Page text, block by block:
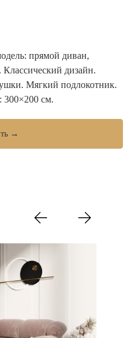
прямой диван,
Классический дизайн.
Мягкий подлокотник.
300×200 см.
→